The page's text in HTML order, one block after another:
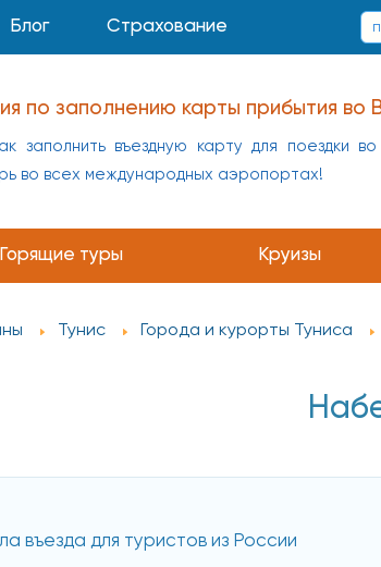
Блог Страхование
по заполнению карты прибытия во
заполнить въездную карту для поездки
во всех международных аэропортах!
Горящие туры Круизы
Тунис Города и курорты Туниса
въезда для туристов из России